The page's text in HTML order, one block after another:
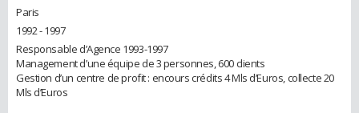
Paris
1992 - 1997
Responsable d’Agence 1993-1997
Management d’une équipe de 3 personnes, 600 clients
Gestion d’un centre de profit : encours crédits 4 Mls d’Euros, collecte 20
Mls d’Euros